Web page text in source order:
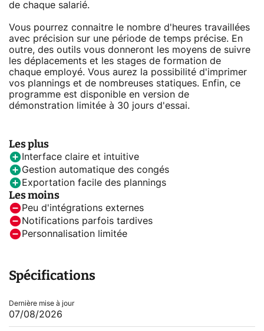
de chaque salarié.
Vous pourrez connaitre le nombre d'heures travaillées
avec précision sur une période de temps précise. En
outre, des outils vous donneront les moyens de suivre
les déplacements et les stages de formation de
chaque employé. Vous aurez la possibilité d'imprimer
vos plannings et de nombreuses statiques. Enfin, ce
programme est disponible en version de
démonstration limitée à 30 jours d'essai.
Les plus
Interface claire et intuitive
Gestion automatique des congés
Exportation facile des plannings
Les moins
Peu d'intégrations externes
Notifications parfois tardives
Personnalisation limitée
Spécifications
Dernière mise à jour
07/08/2026